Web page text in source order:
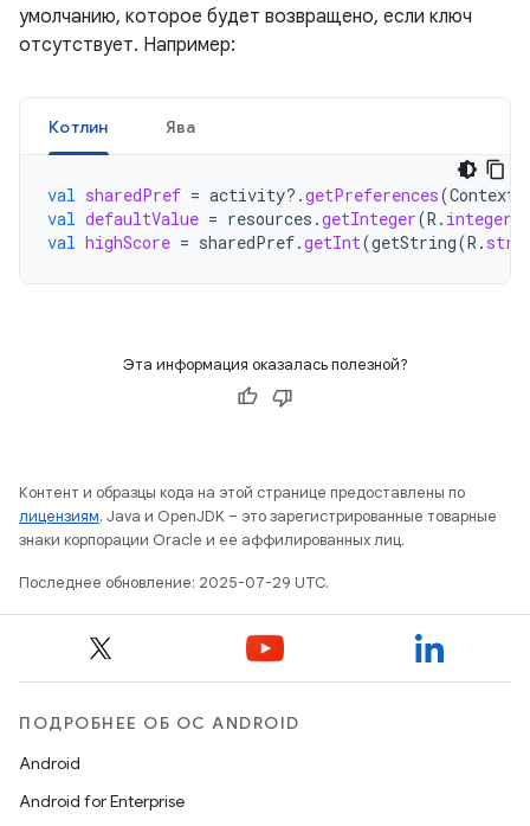
умолчанию, которое будет возвращено, если ключ
отсутствует. Например:
Котлин Ява
val sharedPref = activity?.getPreferences(Context
val defaultValue = resources .getInteger(R . integer
val highScore = sharedPref.getInt(getString(R .
Эта информация оказалась полезной?
Контент и образцы кода на этой странице предоставлены по
лицензиям. Java и OpenJDK – это зарегистрированные товарные
знаки корпорации Oracle и ее аффилированных лиц.
Последнее обновление: 2025-07-29 UTC.
ПОДРОБНЕЕ ОБ ОС ANDROID
Android
Android for Enterprise